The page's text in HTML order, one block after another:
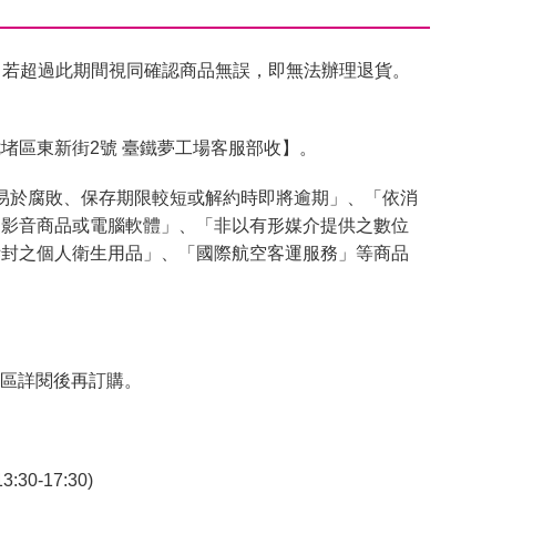
超過此期間視同確認商品無誤，即無法辦理退貨。
區東新街2號 臺鐵夢工場客服部收】。
腐敗、保存期限較短或解約時即將逾期」、「依消
音商品或電腦軟體」、「非以有形媒介提供之數位
之個人衛生用品」、「國際航空客運服務」等商品
詳閱後再訂購。
17:30)